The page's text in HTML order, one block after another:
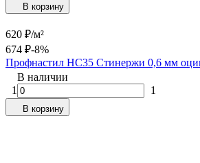
В корзину
620 ₽/м²
674 ₽-8%
Профнастил НС35 Стинержи 0,6 мм
В наличии
1
1
В корзину